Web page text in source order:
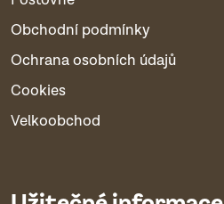
Obchodní podmínky
Ochrana osobních údajů
Cookies
Velkoobchod